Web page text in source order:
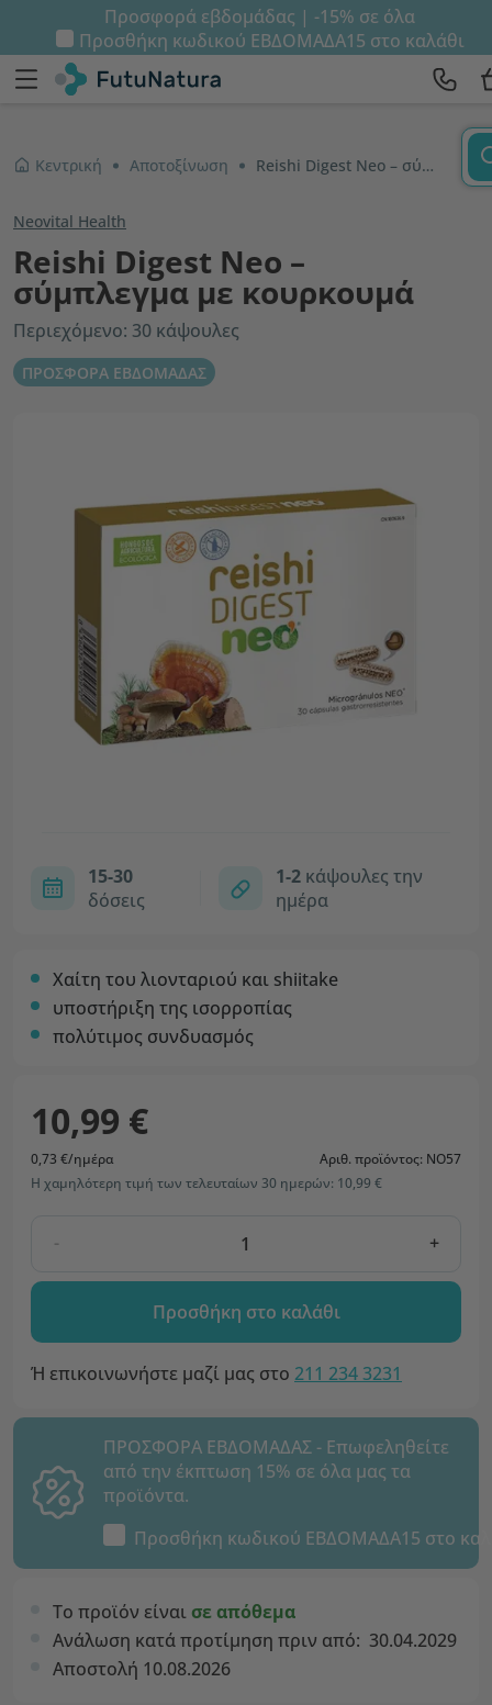
Προσφορά εβδομάδας | -15% σε όλα
Προσθήκη κωδικού ΕΒΔΟΜΑΔΑ15 στο καλάθι
Κεντρική Αποτοξίνωση Reishi Digest Neo – σύμπλεγμα με κουρκουμά
Neovital Health
Reishi Digest Neo –
σύμπλεγμα με κουρκουμά
Περιεχόμενο: 30 κάψουλες
ΠΡΟΣΦΟΡΑ ΕΒΔΟΜΑΔΑΣ
15-30
δόσεις
1-2 κάψουλες την
ημέρα
Χαίτη του λιονταριού και shiitake
υποστήριξη της ισορροπίας
πολύτιμος συνδυασμός
10,99 €
0,73 €/ημέρα
Αριθ. προϊόντος: NO57
Η χαμηλότερη τιμή των τελευταίων 30 ημερών: 10,99 €
- +
Προσθήκη στο καλάθι
Ή επικοινωνήστε μαζί μας στο 211 234 3231
ΠΡΟΣΦΟΡΑ ΕΒΔΟΜΑΔΑΣ - Επωφεληθείτε
από την έκπτωση 15% σε όλα μας τα
προϊόντα.
Προσθήκη κωδικού ΕΒΔΟΜΑΔΑ15 στο
Το προϊόν είναι σε απόθεμα
Ανάλωση κατά προτίμηση πριν από: 30.04.2029
Αποστολή 10.08.2026